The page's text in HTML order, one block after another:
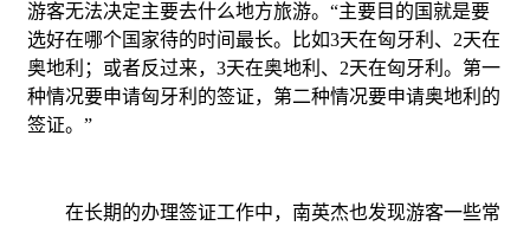
游客无法决定主要去什么地方旅游。“主要目的国就是要
选好在哪个国家待的时间最长。比如3天在匈牙利、2天在
奥地利；或者反过来，3天在奥地利、2天在匈牙利。第一
种情况要申请匈牙利的签证，第二种情况要申请奥地利的
签证。”
在长期的办理签证工作中，南英杰也发现游客一些常